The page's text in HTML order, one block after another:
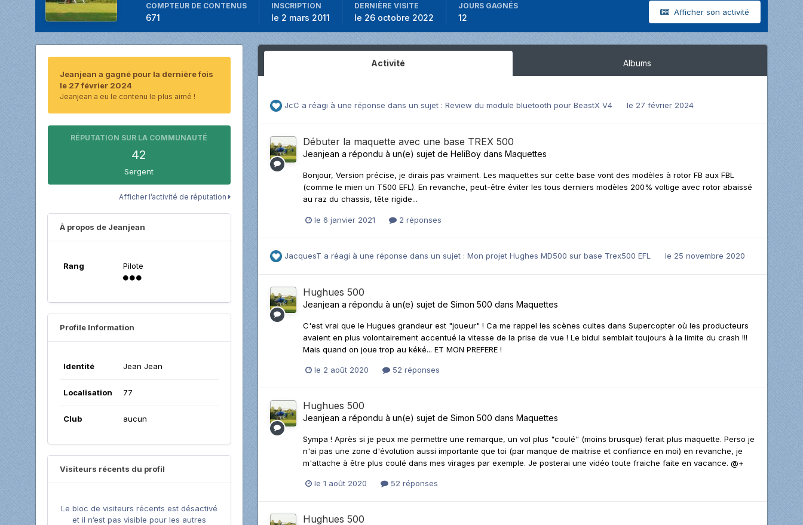
Afficher son activité
COMPTEUR DE CONTENUS
671
INSCRIPTION
le 2 mars 2011
DERNIÈRE VISITE
le 26 octobre 2022
JOURS GAGNÉS
12
Jeanjean a gagné pour la dernière fois
le 27 février 2024
Jeanjean a eu le contenu le plus aimé !
RÉPUTATION SUR LA COMMUNAUTÉ
42
Sergent
Afficher l’activité de réputation
À propos de Jeanjean
Rang Pilote
Profile Information
Identité Jean Jean
Localisation 77
Club aucun
Visiteurs récents du profil
Le bloc de visiteurs récents est désactivé
et il n’est pas visible pour les autres
Activité Albums
JcC a réagi à une réponse dans un sujet : Review du module bluetooth pour BeastX V4 le 27 février 2024
Débuter la maquette avec une base TREX 500
Jeanjean a répondu à un(e) sujet de HeliBoydans Maquettes
Bonjour, Version précise, je dirais pas vraiment. Les maquettes sur cette base vont des modèles à rotor FB aux FBL
(comme le mien un T500 EFL). En revanche, peut-être éviter les tous derniers modèles 200% voltige avec rotor abaissé
au raz du chassis, tête rigide...
le 6 janvier 2021 2 réponses
JacquesT a réagi à une réponse dans un sujet : Mon projet Hughes MD500 sur base Trex500 EFL le 25 novembre 2020
Hughues 500
Jeanjean a répondu à un(e) sujet de Simon 500 dans Maquettes
C'est vrai que le Hugues grandeur est "joueur" ! Ca me rappel les scènes cultes dans Supercopter où les producteurs
avaient en plus volontairement accentué la vitesse de la prise de vue ! Le bidul semblait toujours à la limite du crash !!!
Mais quand on joue trop au kéké... ET MON PREFERE !
le 2 août 2020 52 réponses
Hughues 500
Jeanjean a répondu à un(e) sujet de Simon 500 dans Maquettes
Sympa ! Après si je peux me permettre une remarque, un vol plus "coulé" (moins brusque) ferait plus maquette. Perso je
n'ai pas une zone d'évolution aussi importante que toi (par manque de maitrise et confiance en moi) en revanche, je
m'attache à être plus coulé dans mes virages par exemple. Je posterai une vidéo toute fraiche faite en vacance. @+
le 1 août 2020 52 réponses
Hughues 500